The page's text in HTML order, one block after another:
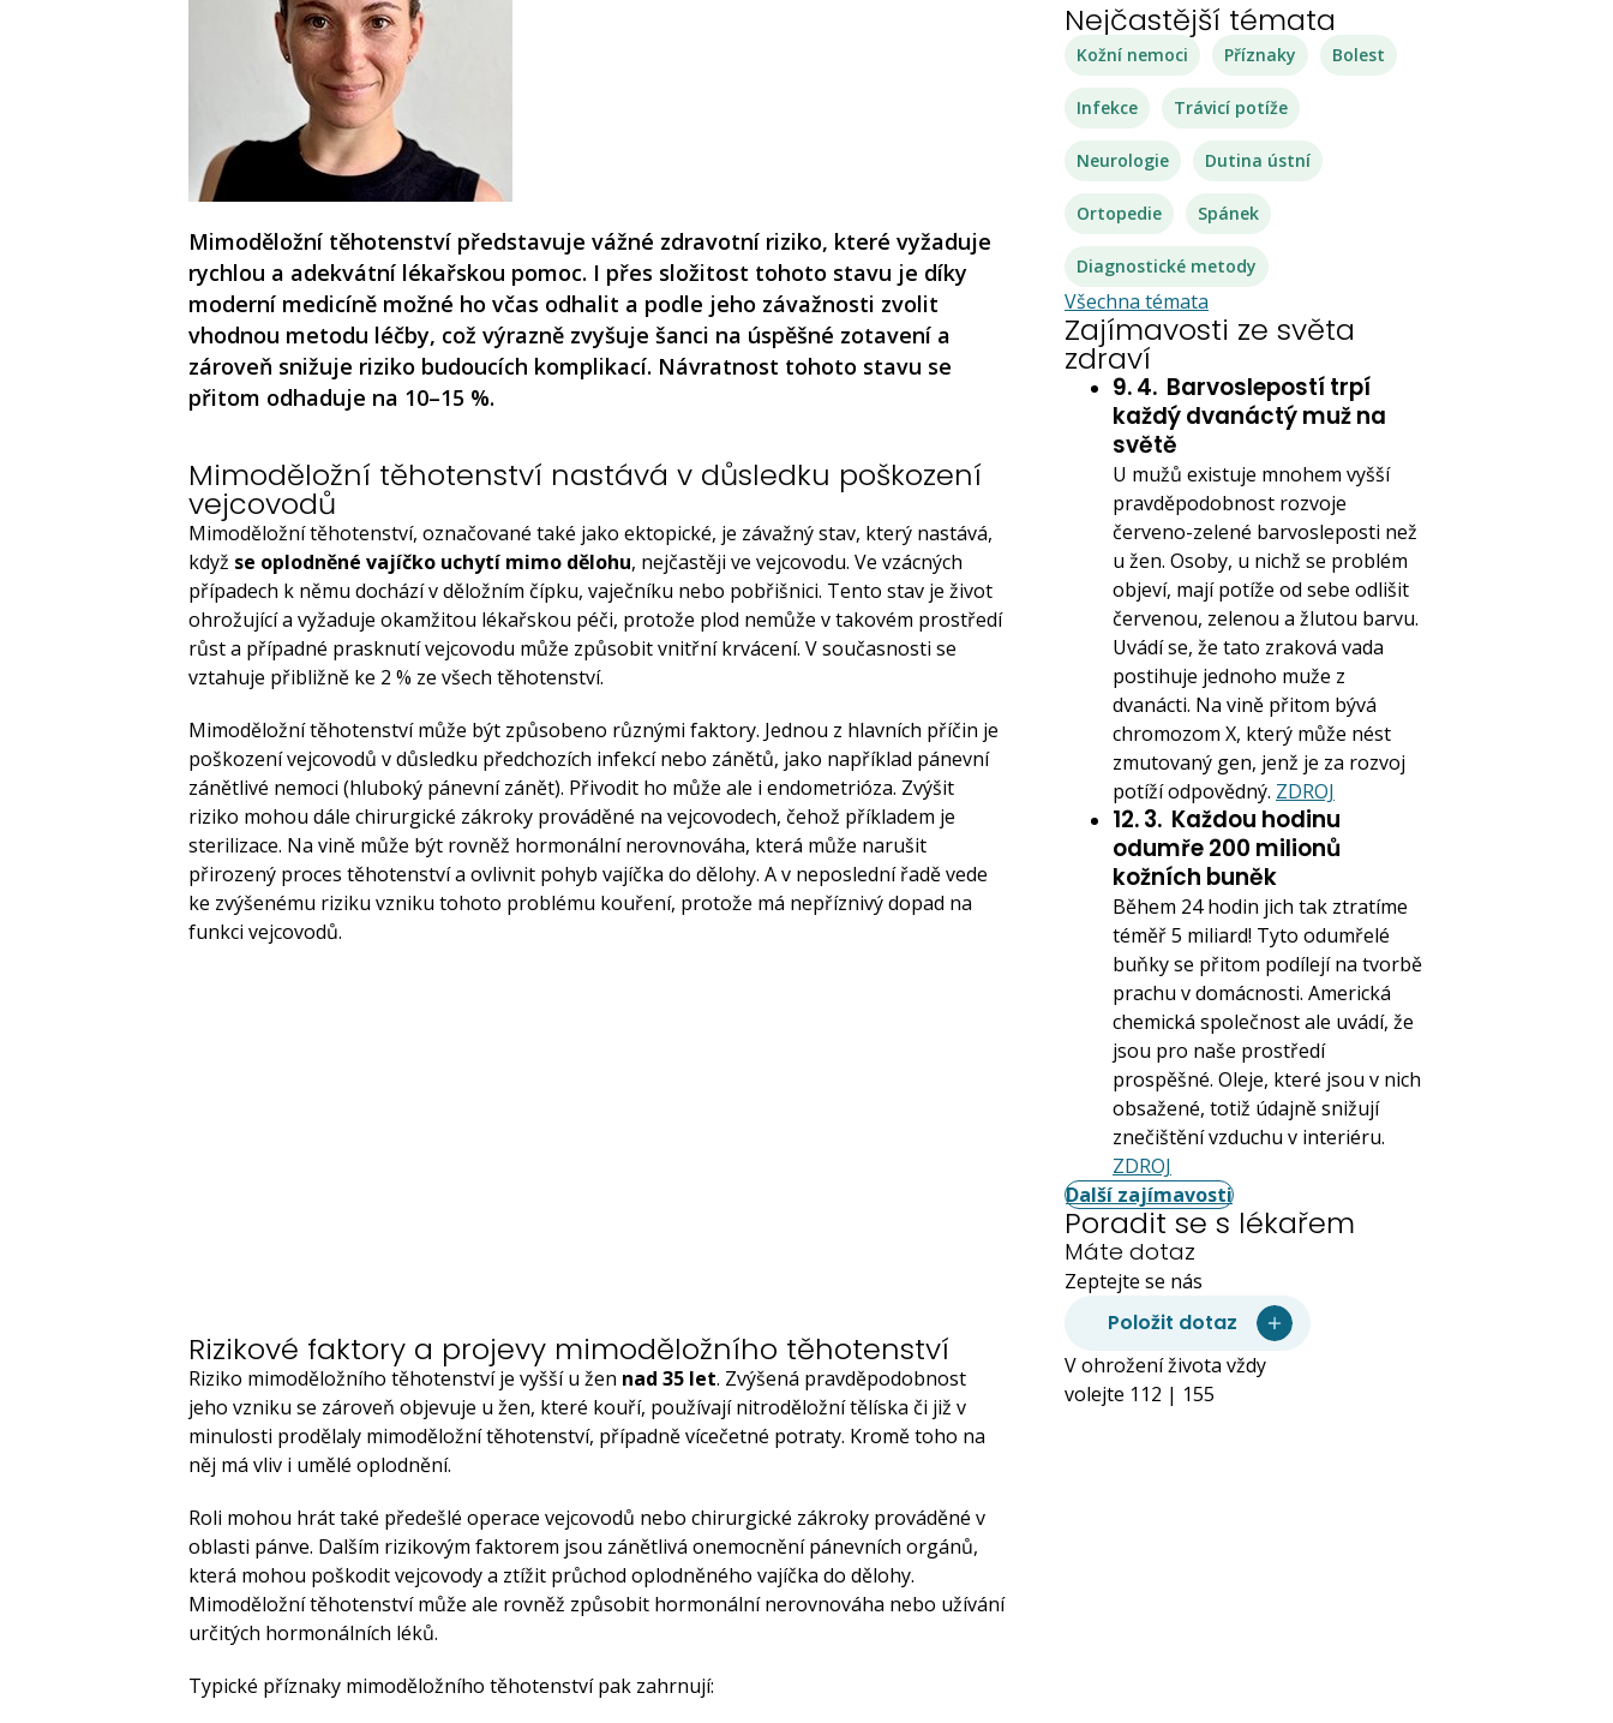
Mimoděložní těhotenství představuje vážné zdravotní riziko, které vyžaduje
rychlou a adekvátní lékařskou pomoc. I přes složitost tohoto stavu je díky
moderní medicíně možné ho včas odhalit a podle jeho závažnosti zvolit
vhodnou metodu léčby, což výrazně zvyšuje šanci na úspěšné zotavení a
zároveň snižuje riziko budoucích komplikací. Návratnost tohoto stavu se
přitom odhaduje na 10–15 %.
Mimoděložní těhotenství nastává v důsledku poškození
vejcovodů
Mimoděložní těhotenství, označované také jako ektopické, je závažný stav, který nastává,
když se oplodněné vajíčko uchytí mimo dělohu, nejčastěji ve vejcovodu. Ve vzácných
případech k němu dochází v děložním čípku, vaječníku nebo pobřišnici. Tento stav je život
ohrožující a vyžaduje okamžitou lékařskou péči, protože plod nemůže v takovém prostředí
růst a případné prasknutí vejcovodu může způsobit vnitřní krvácení. V současnosti se
vztahuje přibližně ke 2 % ze všech těhotenství.
Mimoděložní těhotenství může být způsobeno různými faktory. Jednou z hlavních příčin je
poškození vejcovodů v důsledku předchozích infekcí nebo zánětů, jako například pánevní
zánětlivé nemoci (hluboký pánevní zánět). Přivodit ho může ale i endometrióza. Zvýšit
riziko mohou dále chirurgické zákroky prováděné na vejcovodech, čehož příkladem je
sterilizace. Na vině může být rovněž hormonální nerovnováha, která může narušit
přirozený proces těhotenství a ovlivnit pohyb vajíčka do dělohy. A v neposlední řadě vede
ke zvýšenému riziku vzniku tohoto problému kouření, protože má nepříznivý dopad na
funkci vejcovodů.
Rizikové faktory a projevy mimoděložního těhotenství
Riziko mimoděložního těhotenství je vyšší u žen nad 35 let. Zvýšená pravděpodobnost
jeho vzniku se zároveň objevuje u žen, které kouří, používají nitroděložní tělíska či již v
minulosti prodělaly mimoděložní těhotenství, případně vícečetné potraty. Kromě toho na
něj má vliv i umělé oplodnění.
Roli mohou hrát také předešlé operace vejcovodů nebo chirurgické zákroky prováděné v
oblasti pánve. Dalším rizikovým faktorem jsou zánětlivá onemocnění pánevních orgánů,
která mohou poškodit vejcovody a ztížit průchod oplodněného vajíčka do dělohy.
Mimoděložní těhotenství může ale rovněž způsobit hormonální nerovnováha nebo užívání
určitých hormonálních léků.
Typické příznaky mimoděložního těhotenství pak zahrnují:
Nejčastější témata
Kožní nemoci Příznaky Bolest
Infekce Trávicí potíže
Neurologie Dutina ústní
Ortopedie Spánek
Diagnostické metody
Všechna témata
Zajímavosti ze světa
zdraví
9. 4. Barvoslepostí trpí
každý dvanáctý muž na
světě
U mužů existuje mnohem vyšší
pravděpodobnost rozvoje
červeno-zelené barvosleposti než
u žen. Osoby, u nichž se problém
objeví, mají potíže od sebe odlišit
červenou, zelenou a žlutou barvu.
Uvádí se, že tato zraková vada
postihuje jednoho muže z
dvanácti. Na vině přitom bývá
chromozom X, který může nést
zmutovaný gen, jenž je za rozvoj
potíží odpovědný. ZDROJ
12. 3. Každou hodinu
odumře 200 milionů
kožních buněk
Během 24 hodin jich tak ztratíme
téměř 5 miliard! Tyto odumřelé
buňky se přitom podílejí na tvorbě
prachu v domácnosti. Americká
chemická společnost ale uvádí, že
jsou pro naše prostředí
prospěšné. Oleje, které jsou v nich
obsažené, totiž údajně snižují
znečištění vzduchu v interiéru.
ZDROJ
Další zajímavosti
Poradit se s lékařem
Máte dotaz
Zeptejte se nás
Položit dotaz
V ohrožení života vždy
volejte 112 | 155